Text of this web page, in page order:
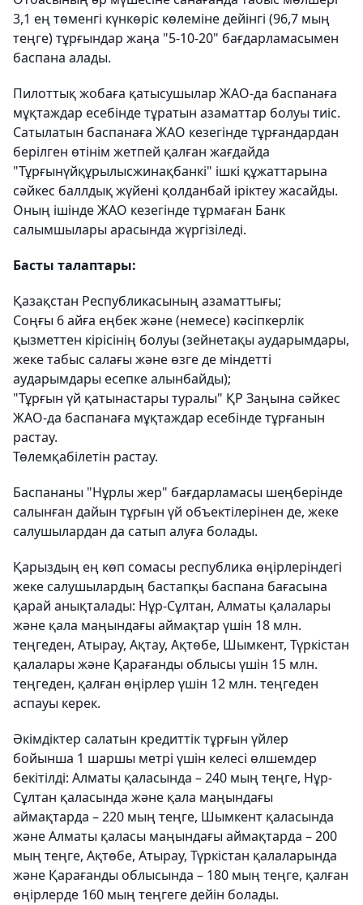
3,1 ең төменгі күнкөріс көлеміне дейінгі (96,7 мың
теңге) тұрғындар жаңа "5-10-20" бағдарламасымен
баспана алады.
Пилоттық жобаға қатысушылар ЖАО-да баспанаға
мұқтаждар есебінде тұратын азаматтар болуы тиіс.
Сатылатын баспанаға ЖАО кезегінде тұрғандардан
берілген өтінім жетпей қалған жағдайда
"Тұрғынүйқұрылысжинақбанкі" ішкі құжаттарына
сәйкес баллдық жүйені қолданбай іріктеу жасайды.
Оның ішінде ЖАО кезегінде тұрмаған Банк
салымшылары арасында жүргізіледі.
Басты талаптары:
Қазақстан Республикасының азаматтығы;
Соңғы 6 айға еңбек және (немесе) кәсіпкерлік
қызметтен кірісінің болуы (зейнетақы аударымдары,
жеке табыс салағы және өзге де міндетті
аударымдары есепке алынбайды);
"Тұрғын үй қатынастары туралы" ҚР Заңына сәйкес
ЖАО-да баспанаға мұқтаждар есебінде тұрғанын
растау.
Төлемқабілетін растау.
Баспананы "Нұрлы жер" бағдарламасы шеңберінде
салынған дайын тұрғын үй объектілерінен де, жеке
салушылардан да сатып алуға болады.
Қарыздың ең көп сомасы республика өңірлеріндегі
жеке салушылардың бастапқы баспана бағасына
қарай анықталады: Нұр-Сұлтан, Алматы қалалары
және қала маңындағы аймақтар үшін 18 млн.
теңгеден, Атырау, Ақтау, Ақтөбе, Шымкент, Түркістан
қалалары және Қарағанды облысы үшін 15 млн.
теңгеден, қалған өңірлер үшін 12 млн. теңгеден
аспауы керек.
Әкімдіктер салатын кредиттік тұрғын үйлер
бойынша 1 шаршы метрі үшін келесі өлшемдер
бекітілді: Алматы қаласында – 240 мың теңге, Нұр-
Сұлтан қаласында және қала маңындағы
аймақтарда – 220 мың теңге, Шымкент қаласында
және Алматы қаласы маңындағы аймақтарда – 200
мың теңге, Ақтөбе, Атырау, Түркістан қалаларында
және Қарағанды облысында – 180 мың теңге, қалған
өңірлерде 160 мың теңгеге дейін болады.